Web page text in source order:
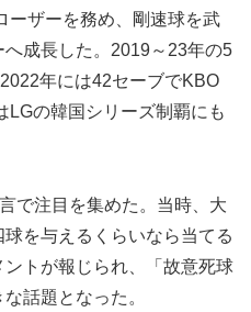
ーザーを務め、剛速球を武
成長した。2019～23年の5
年には42セーブでKBO
LGの韓国シリーズ制覇にも
で注目を集めた。当時、大
を与えるくらいなら当てる
トが報じられ、「故意死球
話題となった。